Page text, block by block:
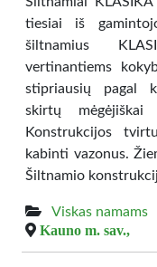
tiesiai iš
šiltnamius
vertinantiems
stipriausių pagal
skirtų mėgėjiškai
Konstrukcijos
kabinti vazonus.
Šiltnamio
Viskas namams
Kauno m. sav.,